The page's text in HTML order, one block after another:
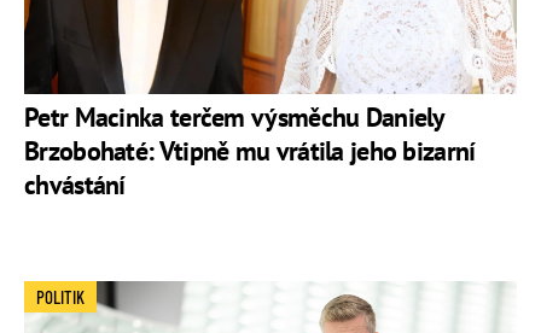
Petr Macinka terčem výsměchu Daniely
Brzobohaté: Vtipně mu vrátila jeho bizarní
chvástání
POLITIK